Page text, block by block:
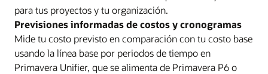
para tus proyectos y tu organización.
Previsiones informadas de costos y cronogramas
Mide tu costo previsto en comparación con tu costo base
usando la línea base por periodos de tiempo en
Primavera Unifier, que se alimenta de Primavera P6 o